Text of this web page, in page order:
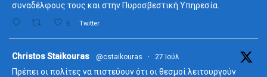
συναδέλφους τους και στην Πυροσβεστική Υπηρεσία.
6 Twitter
Christos Staikouras @cstaikouras · 27 Ιούλ
Πρέπει οι πολίτες να πιστεύουν ότι οι θεσμοί λειτουργούν